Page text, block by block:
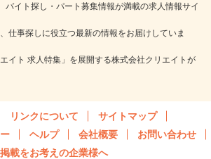
バイト探し・パート募集情報が満載の求人情報サイ
仕事探しに役立つ最新の情報をお届けしていま
イト 求人特集」を展開する株式会社クリエイトが
リンクについて
サイトマップ
ヘルプ 会社概要
お問い合わせ
掲載をお考えの企業様へ